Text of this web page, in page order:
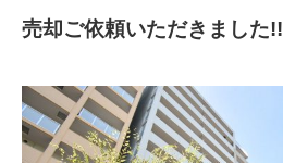
売却ご依頼いただきました!!